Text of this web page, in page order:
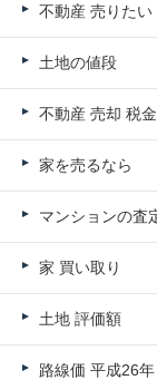
不動産 売りたい
土地の値段
不動産 売却 税金
家を売るなら
マンションの査
家 買い取り
土地 評価額
路線価 平成26年